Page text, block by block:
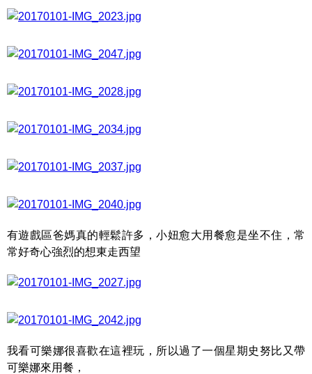
有遊戲區爸媽真的輕鬆許多，小妞愈大用餐愈是坐不住，常
常好奇心強烈的想東走西望
我看可樂娜很喜歡在這裡玩，所以過了一個星期史努比又帶
可樂娜來用餐，